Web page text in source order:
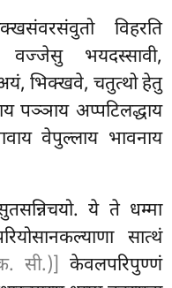
विहरति
वज्जेसु भयदस्सावी,
भिक्खवे, चतुत्थो हेतु
पञ्ञाय अप्पटिलद्धाय
वेपुल्लाय भावनाय
ये ते धम्मा
सात्थं
सी.)] केवलपरिपुण्णं